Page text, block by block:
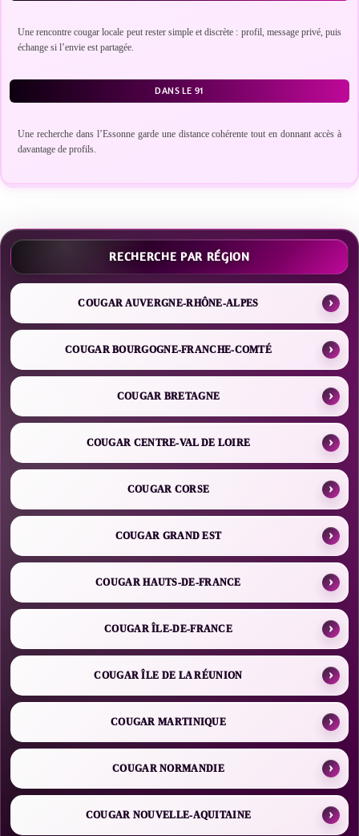
Une rencontre cougar locale peut rester simple et discrète : profil, message privé, puis
échange si l’envie est partagée.
DANS LE 91
Une recherche dans l’Essonne garde une distance cohérente tout en donnant accès à
davantage de profils.
RECHERCHE PAR RÉGION
COUGAR AUVERGNE-RHÔNE-ALPES
COUGAR BOURGOGNE-FRANCHE-COMTÉ
COUGAR BRETAGNE
COUGAR CENTRE-VAL DE LOIRE
COUGAR CORSE
COUGAR GRAND EST
COUGAR HAUTS-DE-FRANCE
COUGAR ÎLE-DE-FRANCE
COUGAR ÎLE DE LA RÉUNION
COUGAR MARTINIQUE
COUGAR NORMANDIE
COUGAR NOUVELLE-AQUITAINE